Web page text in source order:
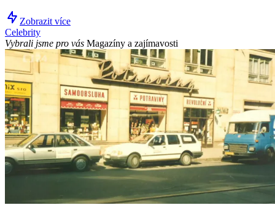
Zobrazit více
Celebrity
Vybrali jsme pro vás Magazíny a zajímavosti